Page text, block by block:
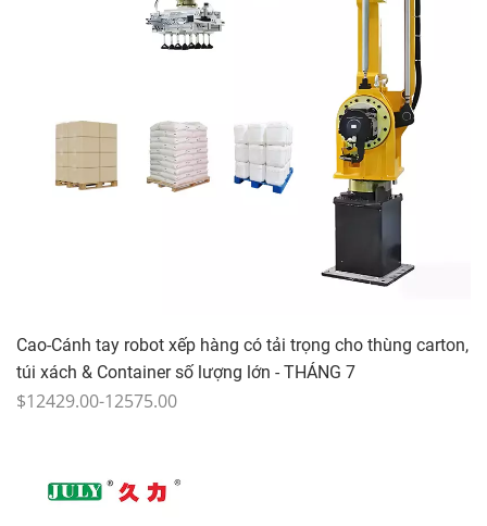
Cao-Cánh tay robot xếp hàng có tải trọng cho thùng carton,
túi xách & Container số lượng lớn - THÁNG 7
$12429.00-12575.00